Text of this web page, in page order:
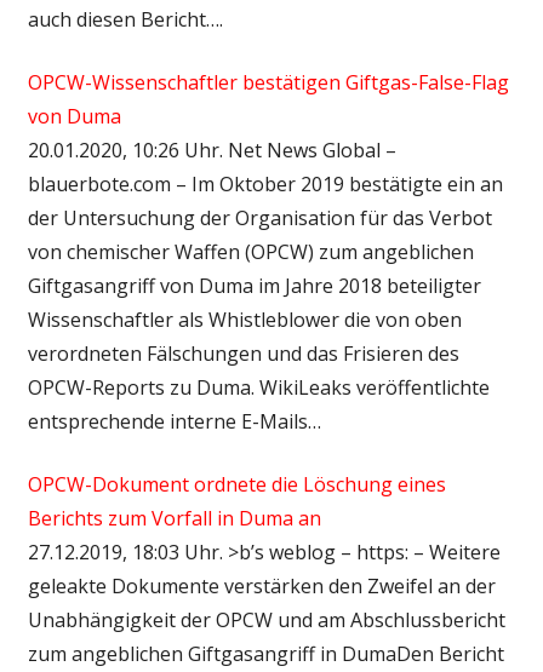
auch diesen Bericht….
OPCW-Wissenschaftler bestätigen Giftgas-False-Flag
von Duma
20.01.2020, 10:26 Uhr. Net News Global –
blauerbote.com – Im Oktober 2019 bestätigte ein an
der Untersuchung der Organisation für das Verbot
von chemischer Waffen (OPCW) zum angeblichen
Giftgasangriff von Duma im Jahre 2018 beteiligter
Wissenschaftler als Whistleblower die von oben
verordneten Fälschungen und das Frisieren des
OPCW-Reports zu Duma. WikiLeaks veröffentlichte
entsprechende interne E-Mails…
OPCW-Dokument ordnete die Löschung eines
Berichts zum Vorfall in Duma an
27.12.2019, 18:03 Uhr. >b’s weblog – https: – Weitere
geleakte Dokumente verstärken den Zweifel an der
Unabhängigkeit der OPCW und am Abschlussbericht
zum angeblichen Giftgasangriff in DumaDen Bericht